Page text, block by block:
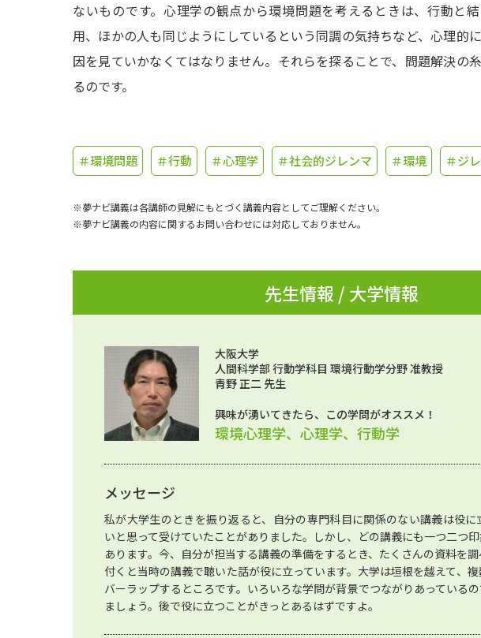
ないものです。心理学の観点から環境問題を考えるときは、行動と
用、ほかの人も同じようにしているという同調の気持ちなど、心理的
因を見ていかなくてはなりません。それらを探ることで、問題解決の
るのです。
＃環境問題 ＃行動 ＃心理学 ＃社会的ジレンマ ＃環境 ＃ジ
※夢ナビ講義は各講師の見解にもとづく講義内容としてご理解ください。
※夢ナビ講義の内容に関するお問い合わせには対応しておりません。
先生情報 / 大学情報
大阪大学
人間科学部 行動学科目 環境行動学分野 准教授
青野 正二 先生
興味が湧いてきたら、この学問がオススメ！
環境心理学、心理学、行動学
メッセージ
私が大学生のときを振り返ると、自分の専門科目に関係のない講義は役に
いと思って受けていたことがありました。しかし、どの講義にも一つ二つ
あります。今、自分が担当する講義の準備をするとき、たくさんの資料を
付くと当時の講義で聴いた話が役に立っています。大学は垣根を越えて、
バーラップするところです。いろいろな学問が背景でつながりあっている
ましょう。後で役に立つことがきっとあるはずですよ。